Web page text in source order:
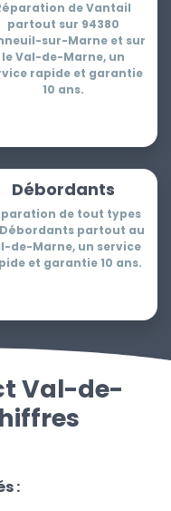
de Vantail
partout sur 94380
sur-Marne et sur
le Val-de-Marne, un
rapide et garantie
10 ans.
Débordants
de tout types
partout au
de-Marne, un service
et garantie 10 ans.
Val-de-
: